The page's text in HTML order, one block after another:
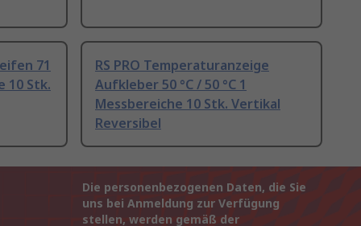
71
10 Stk.
RS PRO Temperaturanzeige
Aufkleber 50 °C / 50 °C 1
Messbereiche 10 Stk. Vertikal
Reversibel
Die personenbezogenen Daten, die Sie
uns bei Anmeldung zur Verfügung
stellen, werden gemäß der